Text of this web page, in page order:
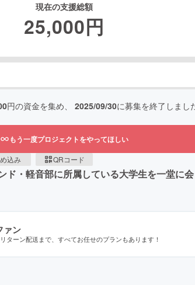
現在の支援総額
25,000円
円の資金を集め、 2025/09/30に募集を終了しまし
もう一度プロジェクトをやってほしい
込み QRコード
・軽音部に所属している大学生を一堂に
ァン
ターン配送まで、すべてお任せのプランもあります！